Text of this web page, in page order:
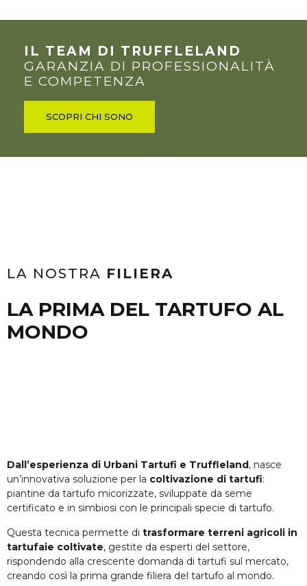
IL TEAM DI TRUFFLELAND
GARANZIA DI PROFESSIONALITÀ
E COMPETENZA
SCOPRI CHI SONO
LA NOSTRA FILIERA
LA PRIMA DEL TARTUFO AL
MONDO
Dall’esperienza di Urbani Tartufi e Truffleland, nasce
un’innovativa soluzione per la coltivazione di tartufi:
piantine da tartufo micorizzate, sviluppate da seme
certificato e in simbiosi con le principali specie di tartufo.
Questa tecnica permette di trasformare terreni agricoli in
tartufaie coltivate, gestite da esperti del settore,
rispondendo alla crescente domanda di tartufi sul mercato,
creando così la prima grande filiera del tartufo al mondo.